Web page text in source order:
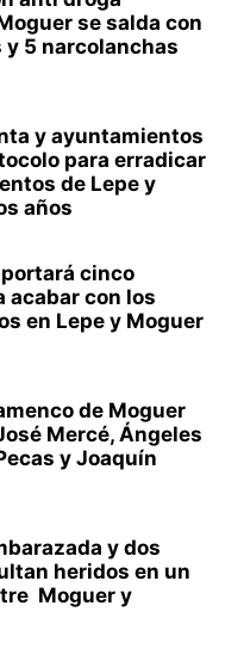
se salda con
5 narcolanchas
y ayuntamientos
para erradicar
de Lepe y
años
cinco
acabar con los
en Lepe y Moguer
de Moguer
Mercé, Ángeles
y Joaquín
y dos
heridos en un
Moguer y